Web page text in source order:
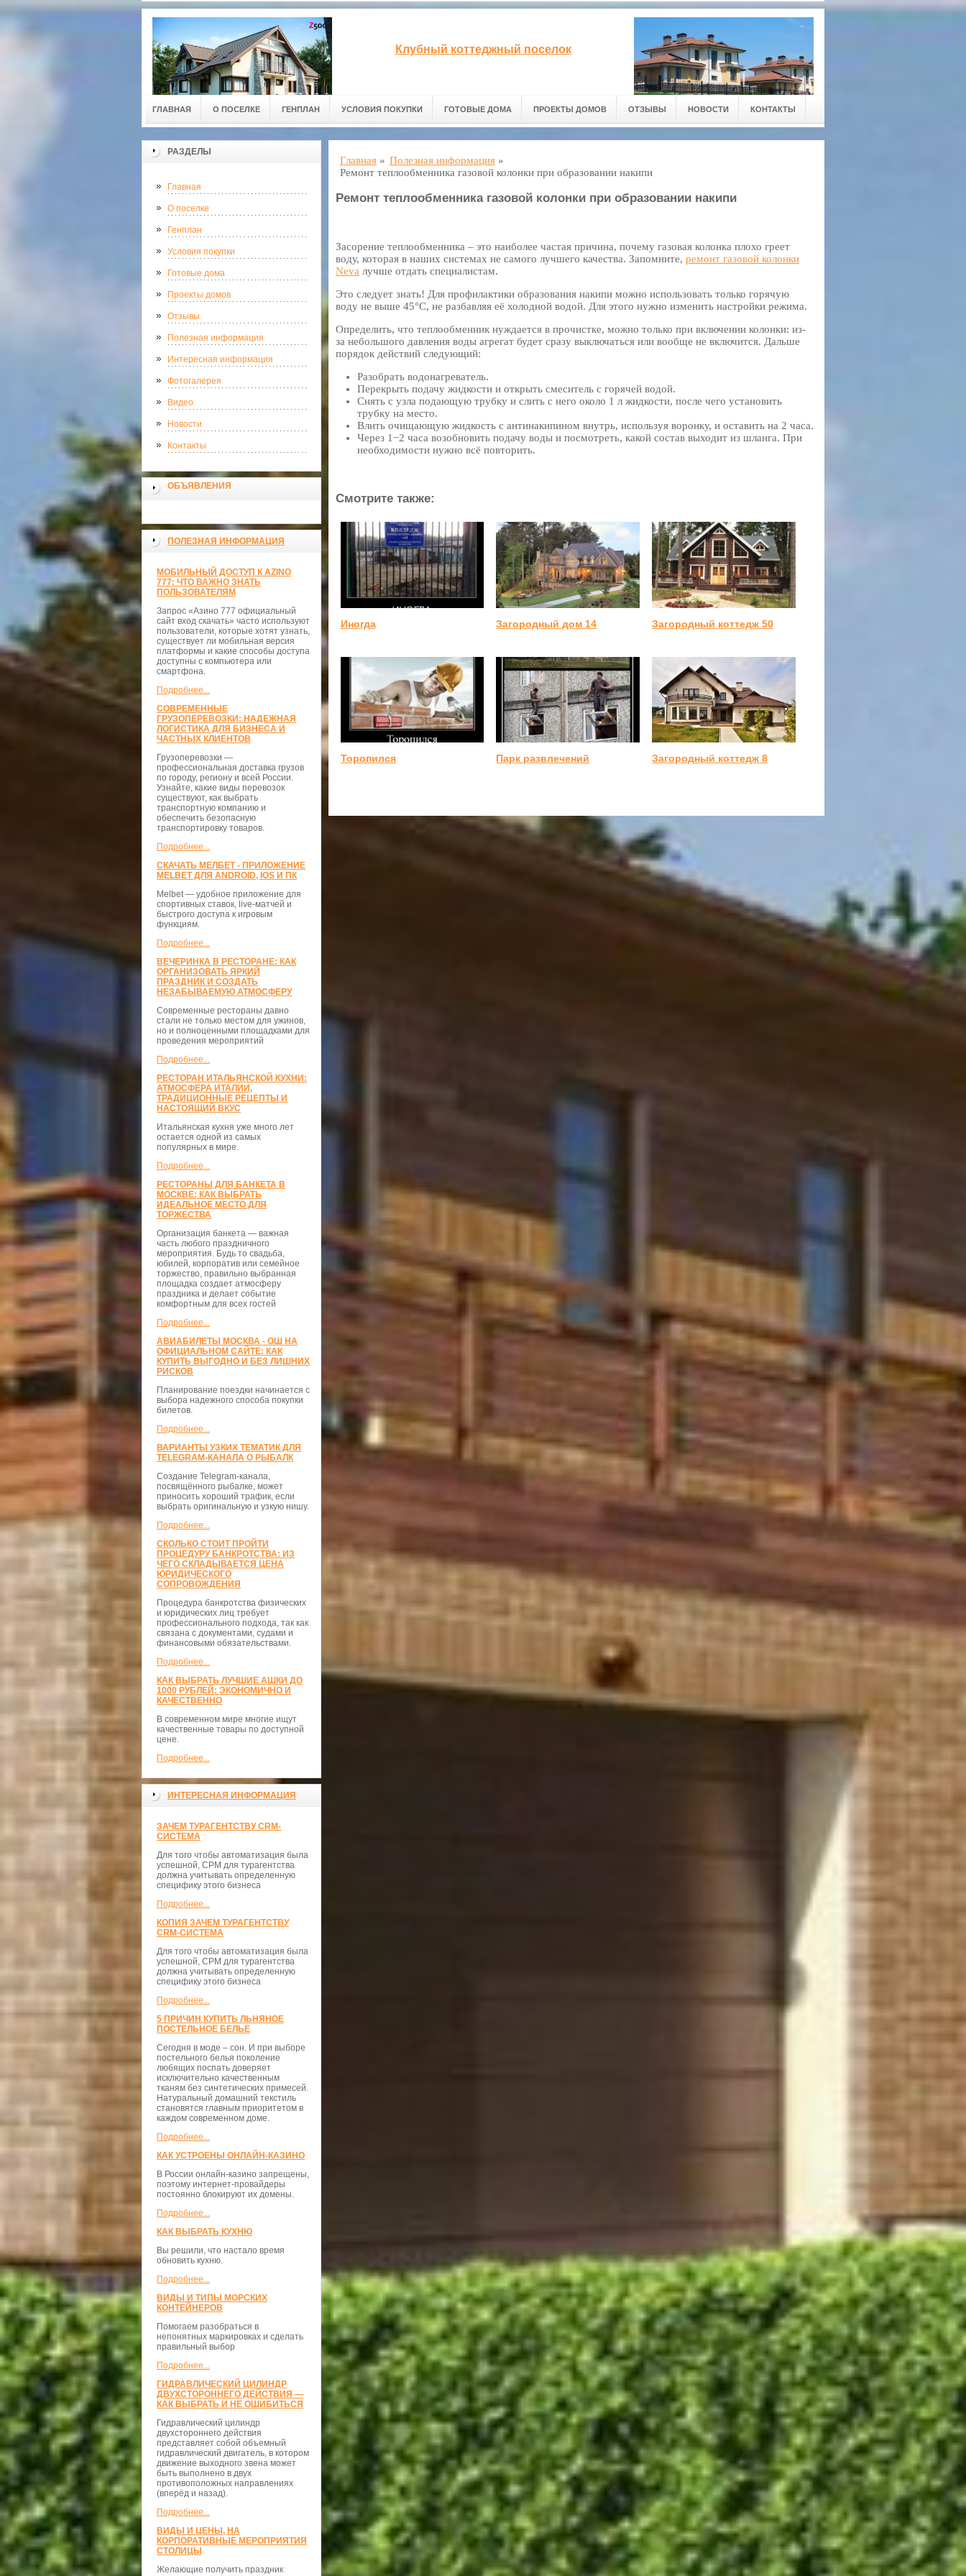
Клубный коттеджный поселок
ГЛАВНАЯ О ПОСЕЛКЕ ГЕНПЛАН УСЛОВИЯ ПОКУПКИ ГОТОВЫЕ ДОМА ПРОЕКТЫ ДОМОВ ОТЗЫВЫ НОВОСТИ КОНТАКТЫ
РАЗДЕЛЫ
Главная
О поселке
Генплан
Условия покупки
Готовые дома
Проекты домов
Отзывы
Полезная информация
Интересная информация
Фотогалерея
Видео
Новости
Контакты
ОБЪЯВЛЕНИЯ
ПОЛЕЗНАЯ ИНФОРМАЦИЯ
МОБИЛЬНЫЙ ДОСТУП К AZINO
777: ЧТО ВАЖНО ЗНАТЬ
ПОЛЬЗОВАТЕЛЯМ
Запрос «Азино 777 официальный
сайт вход скачать» часто используют
пользователи, которые хотят узнать,
существует ли мобильная версия
платформы и какие способы доступа
доступны с компьютера или
смартфона.
Подробнее...
СОВРЕМЕННЫЕ
ГРУЗОПЕРЕВОЗКИ: НАДЕЖНАЯ
ЛОГИСТИКА ДЛЯ БИЗНЕСА И
ЧАСТНЫХ КЛИЕНТОВ
Грузоперевозки —
профессиональная доставка грузов
по городу, региону и всей России.
Узнайте, какие виды перевозок
существуют, как выбрать
транспортную компанию и
обеспечить безопасную
транспортировку товаров.
Подробнее...
СКАЧАТЬ МЕЛБЕТ - ПРИЛОЖЕНИЕ
MELBET ДЛЯ ANDROID, IOS И ПК
Melbet — удобное приложение для
спортивных ставок, live-матчей и
быстрого доступа к игровым
функциям.
Подробнее...
ВЕЧЕРИНКА В РЕСТОРАНЕ: КАК
ОРГАНИЗОВАТЬ ЯРКИЙ
ПРАЗДНИК И СОЗДАТЬ
НЕЗАБЫВАЕМУЮ АТМОСФЕРУ
Современные рестораны давно
стали не только местом для ужинов,
но и полноценными площадками для
проведения мероприятий
Подробнее...
РЕСТОРАН ИТАЛЬЯНСКОЙ КУХНИ:
АТМОСФЕРА ИТАЛИИ,
ТРАДИЦИОННЫЕ РЕЦЕПТЫ И
НАСТОЯЩИЙ ВКУС
Итальянская кухня уже много лет
остается одной из самых
популярных в мире.
Подробнее...
РЕСТОРАНЫ ДЛЯ БАНКЕТА В
МОСКВЕ: КАК ВЫБРАТЬ
ИДЕАЛЬНОЕ МЕСТО ДЛЯ
ТОРЖЕСТВА
Организация банкета — важная
часть любого праздничного
мероприятия. Будь то свадьба,
юбилей, корпоратив или семейное
торжество, правильно выбранная
площадка создает атмосферу
праздника и делает событие
комфортным для всех гостей
Подробнее...
АВИАБИЛЕТЫ МОСКВА - ОШ НА
ОФИЦИАЛЬНОМ САЙТЕ: КАК
КУПИТЬ ВЫГОДНО И БЕЗ ЛИШНИХ
РИСКОВ
Планирование поездки начинается с
выбора надежного способа покупки
билетов.
Подробнее...
ВАРИАНТЫ УЗКИХ ТЕМАТИК ДЛЯ
TELEGRAM-КАНАЛА О РЫБАЛК
Создание Telegram-канала,
посвящённого рыбалке, может
приносить хороший трафик, если
выбрать оригинальную и узкую нишу.
Подробнее...
СКОЛЬКО СТОИТ ПРОЙТИ
ПРОЦЕДУРУ БАНКРОТСТВА: ИЗ
ЧЕГО СКЛАДЫВАЕТСЯ ЦЕНА
ЮРИДИЧЕСКОГО
СОПРОВОЖДЕНИЯ
Процедура банкротства физических
и юридических лиц требует
профессионального подхода, так как
связана с документами, судами и
финансовыми обязательствами.
Подробнее...
КАК ВЫБРАТЬ ЛУЧШИЕ АШКИ ДО
1000 РУБЛЕЙ: ЭКОНОМИЧНО И
КАЧЕСТВЕННО
В современном мире многие ищут
качественные товары по доступной
цене.
Подробнее...
ИНТЕРЕСНАЯ ИНФОРМАЦИЯ
ЗАЧЕМ ТУРАГЕНТСТВУ CRM-
СИСТЕМА
Для того чтобы автоматизация была
успешной, СРМ для турагентства
должна учитывать определенную
специфику этого бизнеса
Подробнее...
КОПИЯ ЗАЧЕМ ТУРАГЕНТСТВУ
CRM-СИСТЕМА
Для того чтобы автоматизация была
успешной, СРМ для турагентства
должна учитывать определенную
специфику этого бизнеса
Подробнее...
5 ПРИЧИН КУПИТЬ ЛЬНЯНОЕ
ПОСТЕЛЬНОЕ БЕЛЬЕ
Сегодня в моде – сон. И при выборе
постельного белья поколение
любящих поспать доверяет
исключительно качественным
тканям без синтетических примесей.
Натуральный домашний текстиль
становятся главным приоритетом в
каждом современном доме.
Подробнее...
КАК УСТРОЕНЫ ОНЛАЙН-КАЗИНО
В России онлайн-казино запрещены,
поэтому интернет-провайдеры
постоянно блокируют их домены.
Подробнее...
КАК ВЫБРАТЬ КУХНЮ
Вы решили, что настало время
обновить кухню.
Подробнее...
ВИДЫ И ТИПЫ МОРСКИХ
КОНТЕЙНЕРОВ
Помогаем разобраться в
непонятных маркировках и сделать
правильный выбор
Подробнее...
ГИДРАВЛИЧЕСКИЙ ЦИЛИНДР
ДВУХСТОРОННЕГО ДЕЙСТВИЯ —
КАК ВЫБРАТЬ И НЕ ОШИБИТЬСЯ
Гидравлический цилиндр
двухстороннего действия
представляет собой объемный
гидравлический двигатель, в котором
движение выходного звена может
быть выполнено в двух
противоположных направлениях
(вперёд и назад).
Подробнее...
ВИДЫ И ЦЕНЫ, НА
КОРПОРАТИВНЫЕ МЕРОПРИЯТИЯ
СТОЛИЦЫ
Желающие получить праздник
Главная » Полезная информация »
Ремонт теплообменника газовой колонки при образовании накипи
Ремонт теплообменника газовой колонки при образовании накипи
Засорение теплообменника – это наиболее частая причина, почему газовая колонка плохо греет
воду, которая в наших системах не самого лучшего качества. Запомните, ремонт газовой колонки
Neva лучше отдать специалистам.
Это следует знать! Для профилактики образования накипи можно использовать только горячую
воду не выше 45°C, не разбавляя её холодной водой. Для этого нужно изменить настройки режима.
Определить, что теплообменник нуждается в прочистке, можно только при включении колонки: из-
за небольшого давления воды агрегат будет сразу выключаться или вообще не включится. Дальше
порядок действий следующий:
Разобрать водонагреватель.
Перекрыть подачу жидкости и открыть смеситель с горячей водой.
Снять с узла подающую трубку и слить с него около 1 л жидкости, после чего установить
трубку на место.
Влить очищающую жидкость с антинакипином внутрь, используя воронку, и оставить на 2 часа.
Через 1−2 часа возобновить подачу воды и посмотреть, какой состав выходит из шланга. При
необходимости нужно всё повторить.
Смотрите также:
Иногда Загородный дом 14 Загородный коттедж 50
Торопился Парк развлечений Загородный коттедж 8